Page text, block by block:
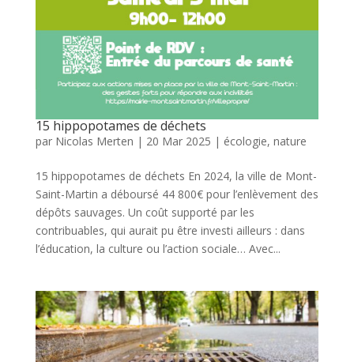
15 hippopotames de déchets
par Nicolas Merten | 20 Mar 2025 | écologie, nature
15 hippopotames de déchets En 2024, la ville de Mont-
Saint-Martin a déboursé 44 800€ pour l’enlèvement des
dépôts sauvages. Un coût supporté par les
contribuables, qui aurait pu être investi ailleurs : dans
l’éducation, la culture ou l’action sociale… Avec...